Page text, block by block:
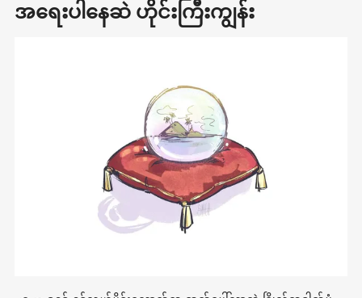
အရေးပါနေဆဲ ဟိုင်းကြီးကျွန်း